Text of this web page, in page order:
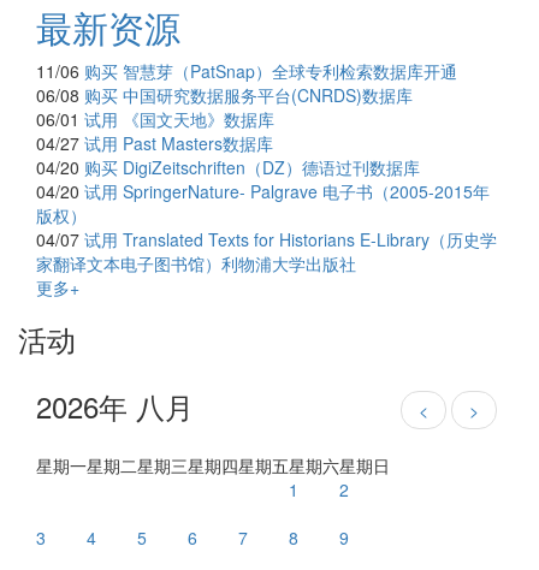
最新资源
11/06 购买 智慧芽（PatSnap）全球专利检索数据库开通
06/08 购买 中国研究数据服务平台(CNRDS)数据库
06/01 试用
《国文天地》数据库
04/27 试用 Past Masters数据库
04/20 购买 DigiZeitschriften（DZ）德语过刊数据库
04/20 试用 SpringerNature- Palgrave 电子书（2005-2015年
版权）
04/07 试用 Translated Texts for Historians E-Library（历史学
家翻译文本电子图书馆）利物浦大学出版社
更多+
活动
2026年 八月
< >
星期一星期二星期三星期四星期五星期六星期日
1
2
3
4 5 6 7 8
9